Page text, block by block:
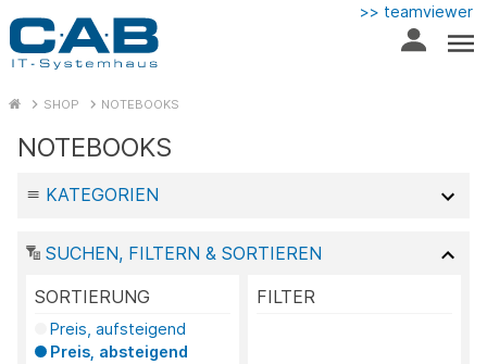
>> teamviewer
SHOP NOTEBOOKS
NOTEBOOKS
KATEGORIEN
SUCHEN, FILTERN & SORTIEREN
SORTIERUNG
Preis, aufsteigend
Preis, absteigend
FILTER